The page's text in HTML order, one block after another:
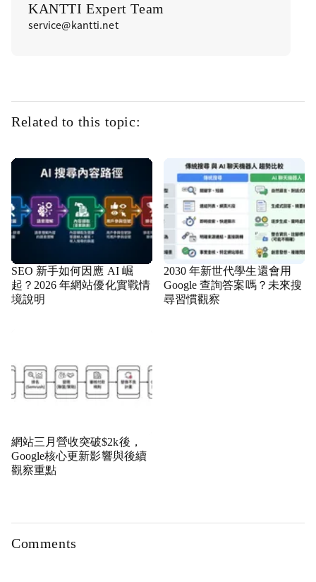
KANTTI Expert Team
service@kantti.net
Related to this topic:
SEO 新手如何因應 AI 崛
起？2026 年網站優化實戰情
境說明
2030 年新世代學生還會用
Google 查詢答案嗎？未來搜
尋習慣觀察
網站三月營收突破$2k後，
Google核心更新影響與後續
觀察重點
Comments